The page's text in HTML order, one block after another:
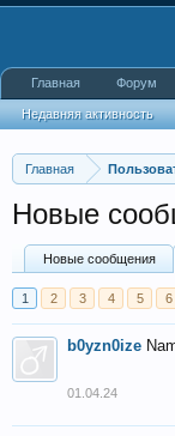
Главная
Новые
Новые сообщения
1 2 3 4 5 6
b0yzn0ize
01.04.24
Главная Форум
Недавняя активность